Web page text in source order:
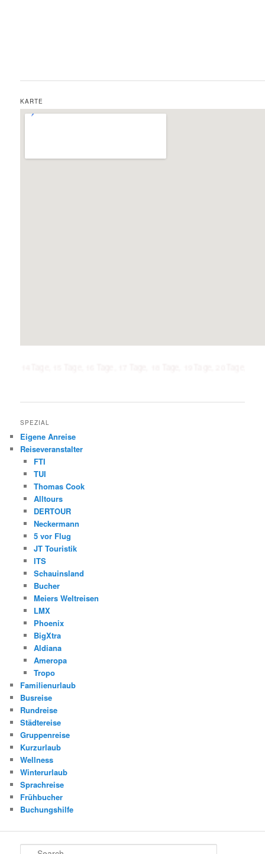
KARTE
SPEZIAL
Eigene Anreise
Reiseveranstalter
FTI
TUI
Thomas Cook
Alltours
DERTOUR
Neckermann
5 vor Flug
JT Touristik
ITS
Schauinsland
Bucher
Meiers Weltreisen
LMX
Phoenix
BigXtra
Aldiana
Ameropa
Tropo
Familienurlaub
Busreise
Rundreise
Städtereise
Gruppenreise
Kurzurlaub
Wellness
Winterurlaub
Sprachreise
Frühbucher
Buchungshilfe
Search